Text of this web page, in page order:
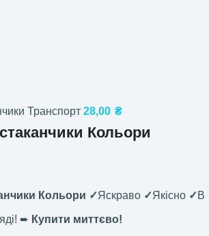
Транспорт 28,00 ₴
Кольори
Кольори ✓Яскраво ✓Якісно ✓В
➨ Купити миттєво!